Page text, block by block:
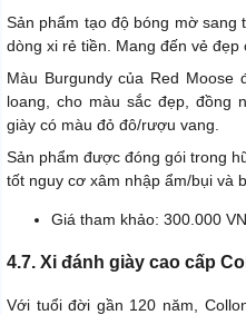
Sản phẩm tạo độ bóng mờ sang
dòng xi rẻ tiền. Mang đến vẻ
Màu Burgundy của Red Moose
loang, cho màu sắc đẹp, đồng
giày có màu đỏ đô/rượu vang.
Sản phẩm được đóng gói trong
tốt nguy cơ xâm nhập ẩm/bụi và
Giá tham khảo: 300.000
4.7. Xi đánh giày cao cấp
Với tuổi đời gần 120 năm,